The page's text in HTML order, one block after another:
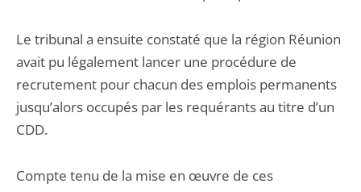
Le tribunal a ensuite constaté que la région Réunion
avait pu légalement lancer une procédure de
recrutement pour chacun des emplois permanents
jusqu’alors occupés par les requérants au titre d’un
CDD.
Compte tenu de la mise en œuvre de ces